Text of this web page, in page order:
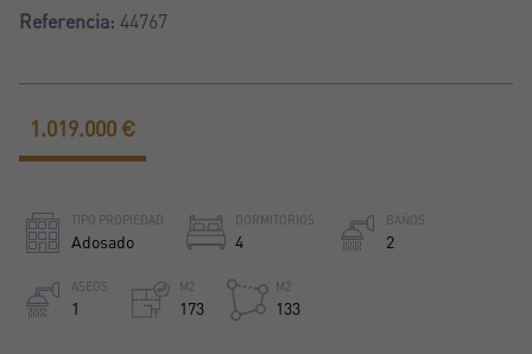
Referencia: 44767
TIPO PROPIEDAD
Adosado
DORMITORIOS
4
BAÑOS
2
ASEOS
1
M2
173
M2
133
1.019.000 €